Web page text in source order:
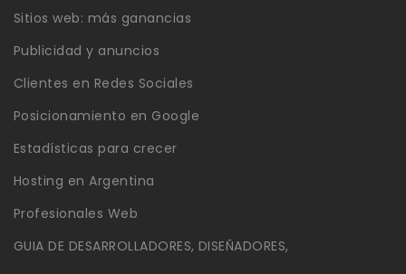
Sitios web: más ganancias
Publicidad y anuncios
Clientes en Redes Sociales
Posicionamiento en Google
Estadísticas para crecer
Hosting en Argentina
Profesionales Web
GUIA DE DESARROLLADORES, DISEÑADORES,